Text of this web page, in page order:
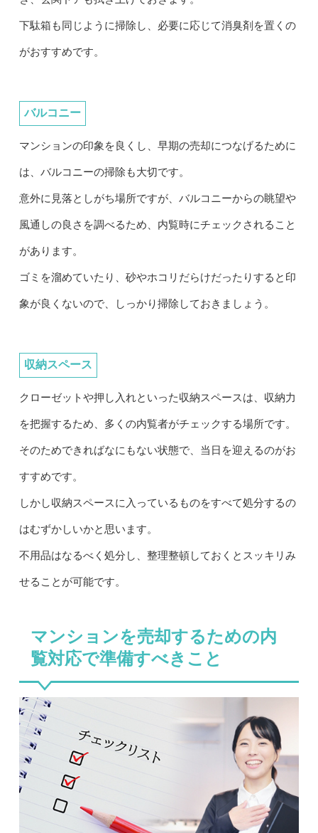
下駄箱も同じように掃除し、必要に応じて消臭剤を置くの
がおすすめです。
バルコニー
マンションの印象を良くし、早期の売却につなげるために
は、バルコニーの掃除も大切です。
意外に見落としがち場所ですが、バルコニーからの眺望や
風通しの良さを調べるため、内覧時にチェックされること
があります。
ゴミを溜めていたり、砂やホコリだらけだったりすると印
象が良くないので、しっかり掃除しておきましょう。
収納スペース
クローゼットや押し入れといった収納スペースは、収納力
を把握するため、多くの内覧者がチェックする場所です。
そのためできればなにもない状態で、当日を迎えるのがお
すすめです。
しかし収納スペースに入っているものをすべて処分するの
はむずかしいかと思います。
不用品はなるべく処分し、整理整頓しておくとスッキリみ
せることが可能です。
マンションを売却するための内
覧対応で準備すべきこと